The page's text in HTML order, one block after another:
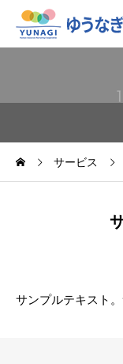
サービス
サンプルテキスト